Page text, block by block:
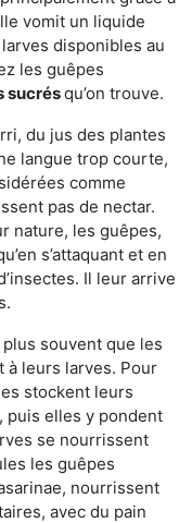
vomit un liquide
larves disponibles au
les guêpes
sucrésqu’on trouve.
du jus des plantes
langue trop courte,
comme
pas de nectar.
nature, les guêpes,
s’attaquant et en
Il leur arrive
souvent que les
à leurs larves. Pour
stockent leurs
puis elles y pondent
se nourrissent
les guêpes
nourrissent
avec du pain